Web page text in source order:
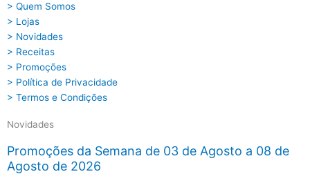
> Quem Somos
> Lojas
> Novidades
> Receitas
> Promoções
> Política de Privacidade
> Termos e Condições
Novidades
Promoções da Semana de 03 de Agosto a 08 de
Agosto de 2026